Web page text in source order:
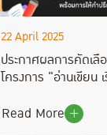
22 April 2025
ประกาศผลการคัดเลื
โครงการ "อ่านเขียน
Read More